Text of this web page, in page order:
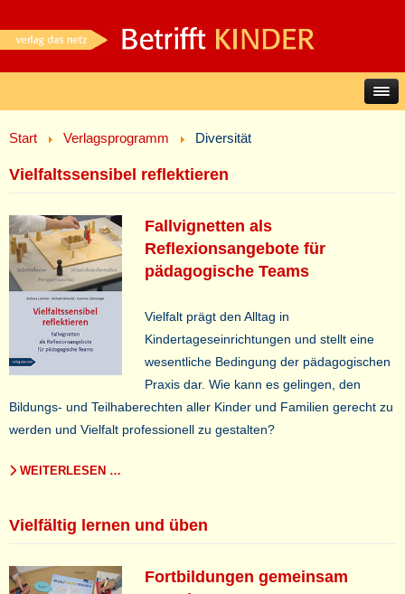
Start Verlagsprogramm Diversität
Vielfaltssensibel reflektieren
Fallvignetten als
Reflexionsangebote für
pädagogische Teams
Vielfalt prägt den Alltag in
Kindertageseinrichtungen und stellt eine
wesentliche Bedingung der pädagogischen
Praxis dar. Wie kann es gelingen, den
Bildungs- und Teilhaberechten aller Kinder und Familien gerecht zu
werden und Vielfalt professionell zu gestalten?
WEITERLESEN …
Vielfältig lernen und üben
Fortbildungen gemeinsam